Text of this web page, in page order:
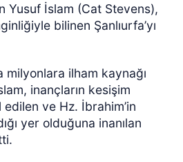
Yusuf İslam (Cat Stevens),
bilinen Şanlıurfa’yı
ilham kaynağı
inançların kesişim
ve Hz. İbrahim’in
yer olduğuna inanılan